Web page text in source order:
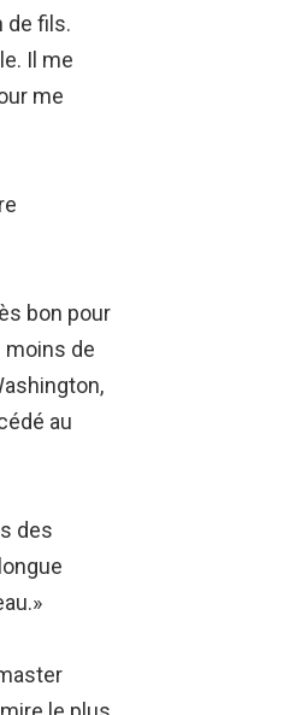
de fils.
Il me
me
bon pour
moins de
au
des